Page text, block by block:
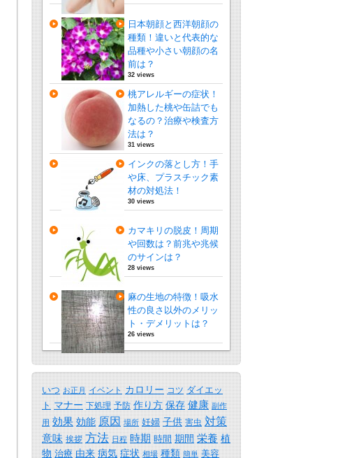
日本朝顔と西洋朝顔の
種類！違いと代表的な
品種や小さい朝顔の名
前は？
32 views
桃アレルギーの症状！
加熱した桃や缶詰でも
なるの？治療や検査方
法は？
31 views
インクの落とし方！手
や床、プラスチック素
材の対処法！
30 views
カマキリの脱皮！周期
や回数は？前兆や兆候
のサインは？
28 views
麻の生地の特徴！吸水
性の良さ以外のメリッ
ト・デメリットは？
26 views
いつ お正月 イベント カロリー コツ ダイエッ
ト マナー 下処理 予防 作り方 保存 健康 副作
用 効果 効能 原因 場所 妊婦 子供 害虫 対策
意味 挨拶 方法 日程 時期 時間 期間 栄養 植
物 治療 由来 病気 症状 相場 種類 簡単 美容